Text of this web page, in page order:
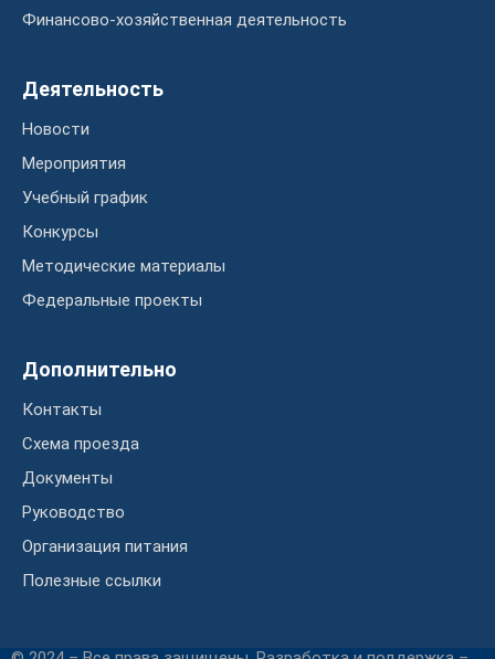
Финансово-хозяйственная деятельность
Деятельность
Новости
Мероприятия
Учебный график
Конкурсы
Методические материалы
Федеральные проекты
Дополнительно
Контакты
Схема проезда
Документы
Руководство
Организация питания
Полезные ссылки